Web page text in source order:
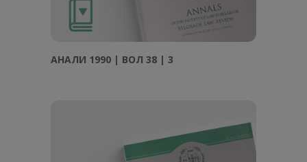
АНAЛИ 1990 | ВОЛ 38 | 3